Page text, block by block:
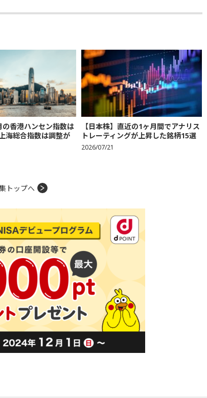
の香港ハンセン指数は
海総合指数は調整が
【日本株】直近の1ヶ月間でアナリス
トレーティングが上昇した銘柄15選
2026/07/21
トップへ